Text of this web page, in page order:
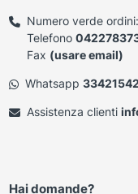
Numero verde ordini:
Telefono
Fax (usare email)
Whatsapp
Assistenza clienti
Hai domande?